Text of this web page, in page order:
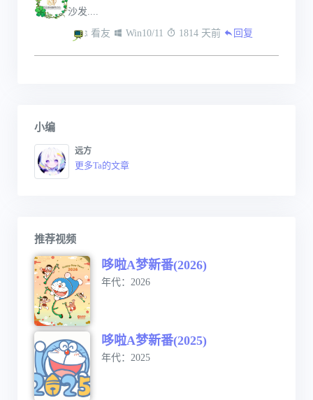
沙发....
看友 Win10/11 1814 天前 回复
小编
远方
更多Ta的文章
推荐视频
哆啦A梦新番(2026)
年代：2026
哆啦A梦新番(2025)
年代：2025